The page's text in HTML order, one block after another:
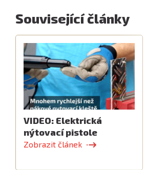
Související články
VIDEO: Elektrická
nýtovací pistole
Zobrazit článek